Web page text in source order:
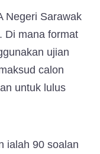
Negeri Sarawak
Di mana format
ujian
calon
untuk lulus
ialah 90 soalan